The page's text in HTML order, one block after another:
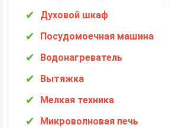
Духовой шкаф
Посудомоечная машина
Водонагреватель
Вытяжка
Мелкая техника
Микроволновая печь